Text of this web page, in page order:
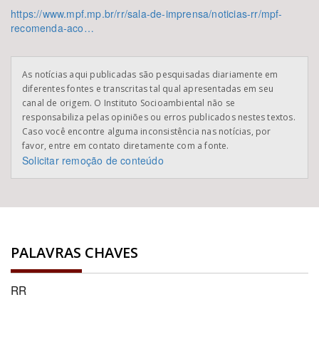
https://www.mpf.mp.br/rr/sala-de-imprensa/noticias-rr/mpf-
recomenda-aco…
As notícias aqui publicadas são pesquisadas diariamente em
diferentes fontes e transcritas tal qual apresentadas em seu
canal de origem. O Instituto Socioambiental não se
responsabiliza pelas opiniões ou erros publicados nestes textos.
Caso você encontre alguma inconsistência nas notícias, por
favor, entre em contato diretamente com a fonte.
Solicitar remoção de conteúdo
PALAVRAS CHAVES
RR